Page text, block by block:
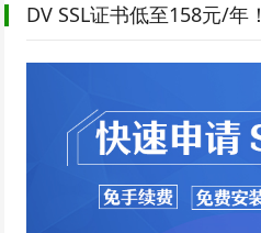
DV SSL证书低至158元/年！